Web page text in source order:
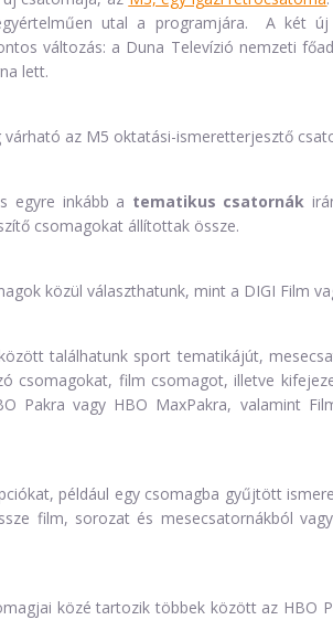
utal a programjára. A két új
változás: a Duna Televízió nemzeti
lett.
várható az M5 oktatási-ismeretterjesztő
egyre inkább a tematikus csatornák
csomagokat állítottak össze.
közül választhatunk, mint a DIGI Film
találhatunk sport tematikájút,
csomagokat, film csomagot, illetve
Pakra vagy HBO MaxPakra, valamint
például egy csomagba gyűjtött
film, sorozat és mesecsatornákból
közé tartozik többek között az HBO